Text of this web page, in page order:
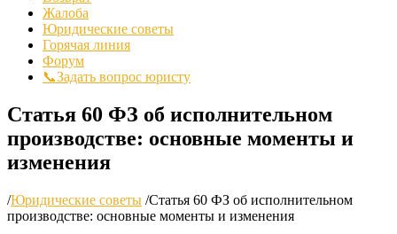
Жалоба
Юридические советы
Горячая линия
Форум
📞Задать вопрос юристу
Статья 60 ФЗ об исполнительном
производстве: основные моменты и
изменения
/Юридические советы /Статья 60 ФЗ об исполнительном
производстве: основные моменты и изменения